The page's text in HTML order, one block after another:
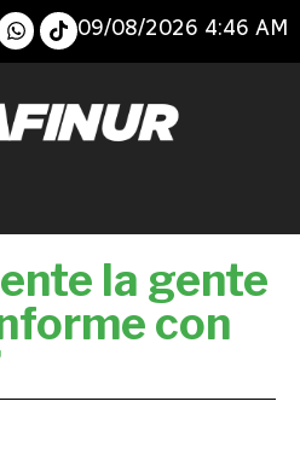
09/08/2026 4:46 AM
la gente
con